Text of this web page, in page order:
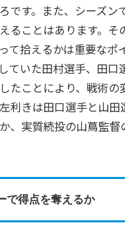
です。また、シーズン
ることはあります。そ
て拾えるかは重要なポ
ていた田村選手、田口
たことにより、戦術の
利きは田口選手と山田
、実質続投の山蔦監督
で得点を奪えるか